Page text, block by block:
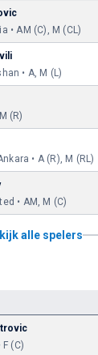
• AM (C), M (CL)
• A, M (L)
(R)
• A (R), M (RL)
• AM, M (C)
alle spelers
F (C)